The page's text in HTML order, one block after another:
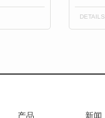
DETAILS
产品 新闻